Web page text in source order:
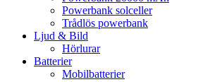
Powerbank solceller
Trådlös powerbank
Ljud & Bild
Hörlurar
Batterier
Mobilbatterier